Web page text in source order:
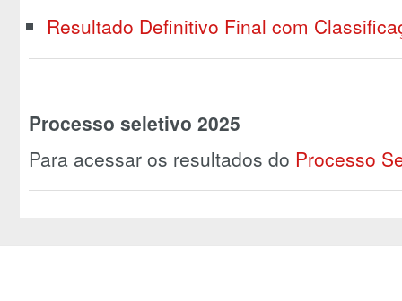
Resultado Definitivo Final com
Processo seletivo 2025
Para acessar os resultados do Processo